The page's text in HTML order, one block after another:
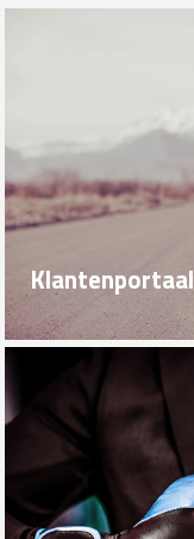
Klantenportaal